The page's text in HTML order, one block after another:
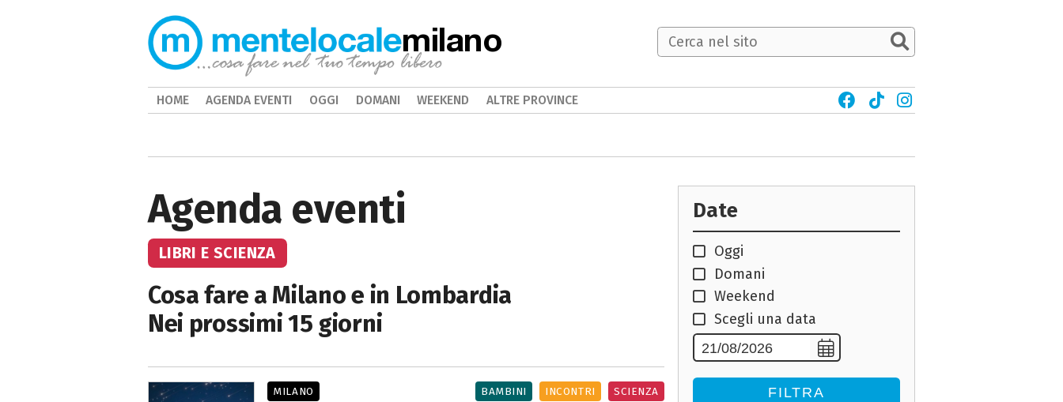
Agenda eventi
LIBRI E SCIENZA
Cosa fare a Milano e in Lombardia
Nei prossimi 15 giorni
MILANO BAMBINI INCONTRI SCIENZA
Date
Oggi
Domani
Weekend
Scegli una data
FILTRA
milano
HOME AGENDA EVENTI OGGI DOMANI WEEKEND ALTRE PROVINCE